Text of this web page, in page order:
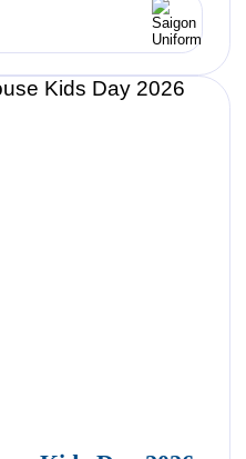
phục cho Công ty
đặt đồng phục bảo hộ